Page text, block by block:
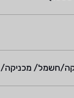
חשמל/ מכניקה/